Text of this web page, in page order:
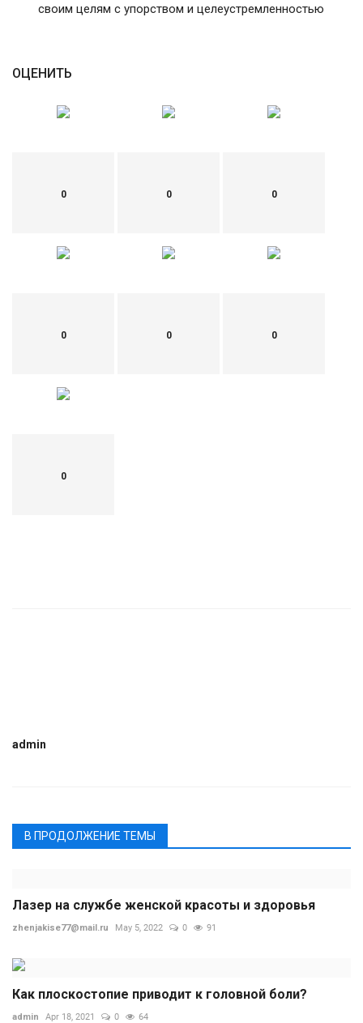
своим целям с упорством и целеустремленностью
ОЦЕНИТЬ
0 0 0
0 0 0
0
admin
В ПРОДОЛЖЕНИЕ ТЕМЫ
Лазер на службе женской красоты и здоровья
zhenjakise77@mail.ru May 5, 2022 0 91
Как плоскостопие приводит к головной боли?
admin Apr 18, 2021 0 64